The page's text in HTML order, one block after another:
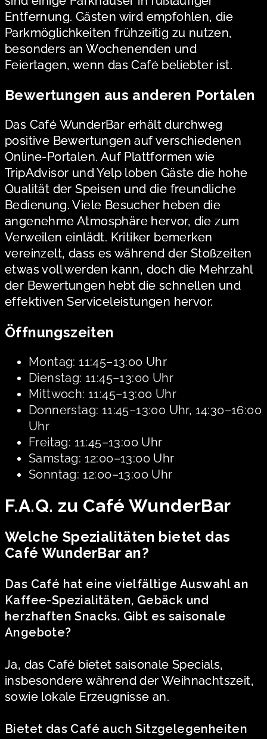
Entfernung. Gästen wird empfohlen, die
Parkmöglichkeiten frühzeitig zu nutzen,
besonders an Wochenenden und
Feiertagen, wenn das Café beliebter ist.
Bewertungen aus anderen Portalen
Das Café WunderBar erhält durchweg
positive Bewertungen auf verschiedenen
Online-Portalen. Auf Plattformen wie
TripAdvisor und Yelp loben Gäste die hohe
Qualität der Speisen und die freundliche
Bedienung. Viele Besucher heben die
angenehme Atmosphäre hervor, die zum
Verweilen einlädt. Kritiker bemerken
vereinzelt, dass es während der Stoßzeiten
etwas voll werden kann, doch die Mehrzahl
der Bewertungen hebt die schnellen und
effektiven Serviceleistungen hervor.
Öffnungszeiten
Montag: 11:45–13:00 Uhr
Dienstag: 11:45–13:00 Uhr
Mittwoch: 11:45–13:00 Uhr
Donnerstag: 11:45–13:00 Uhr, 14:30–16:00
Uhr
Freitag: 11:45–13:00 Uhr
Samstag: 12:00–13:00 Uhr
Sonntag: 12:00–13:00 Uhr
F.A.Q. zu Café WunderBar
Welche Spezialitäten bietet das
Café WunderBar an?
Das Café hat eine vielfältige Auswahl an
Kaffee-Spezialitäten, Gebäck und
herzhaften Snacks. Gibt es saisonale
Angebote?
Ja, das Café bietet saisonale Specials,
insbesondere während der Weihnachtszeit,
sowie lokale Erzeugnisse an.
Bietet das Café auch Sitzgelegenheiten